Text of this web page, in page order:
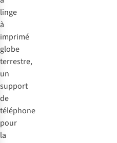
linge
à
imprimé
globe
terrestre,
un
support
de
téléphone
pour
la